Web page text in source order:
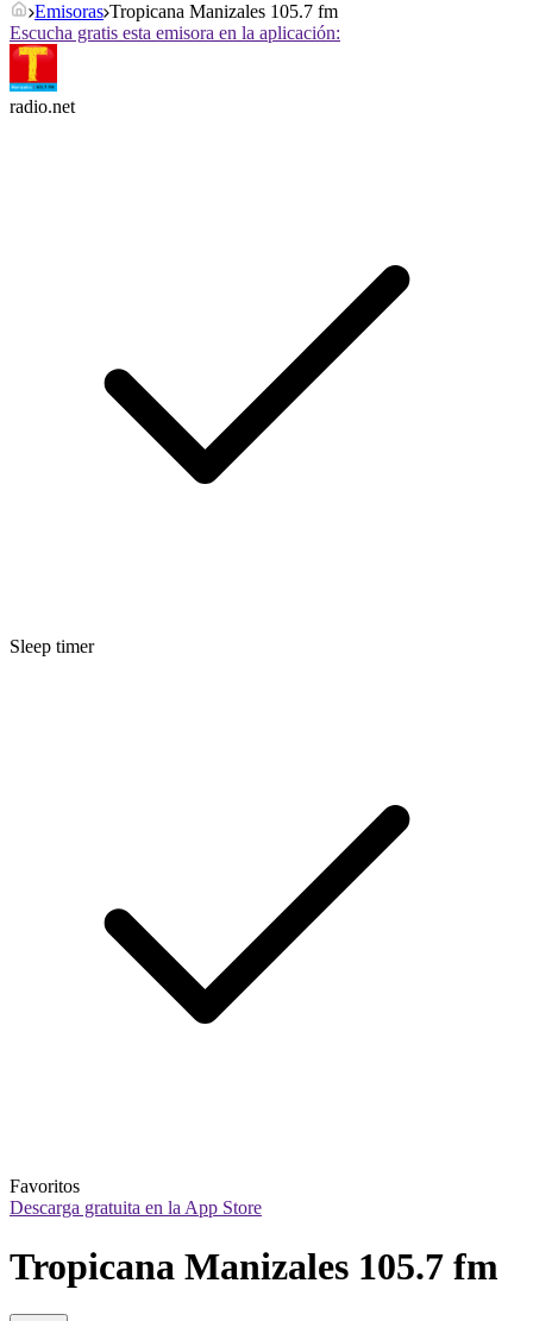
Emisoras Tropicana Manizales 105.7 fm
Escucha gratis esta emisora en la aplicación:
radio.net
Sleep timer
Favoritos
Descarga gratuita en la App Store
Tropicana Manizales 105.7 fm